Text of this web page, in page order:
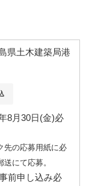
県土木建築局港
8月30日(金)必
先の応募用紙に必
にて応募。
前申し込み必